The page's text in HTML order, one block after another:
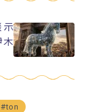
木
#ton